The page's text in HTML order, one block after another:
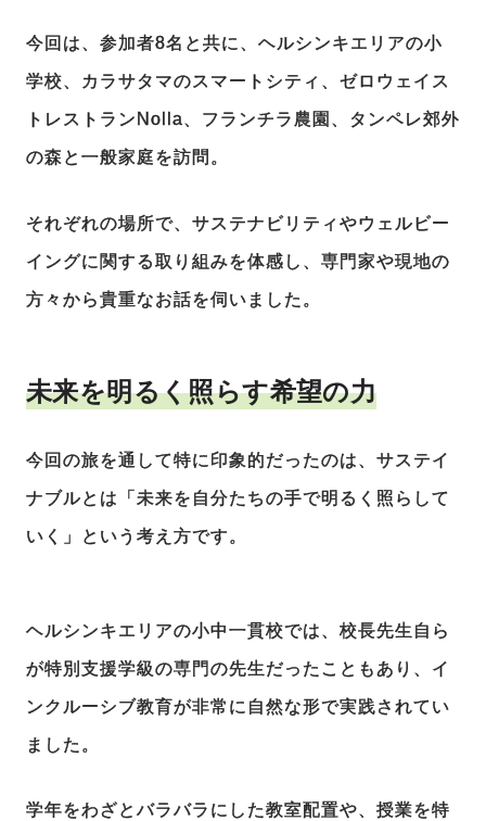
今回は、参加者8名と共に、ヘルシンキエリアの小
学校、カラサタマのスマートシティ、ゼロウェイス
トレストランNolla、フランチラ農園、タンペレ郊外
の森と一般家庭を訪問。
それぞれの場所で、サステナビリティやウェルビー
イングに関する取り組みを体感し、専門家や現地の
方々から貴重なお話を伺いました。
未来を明るく照らす希望の力
今回の旅を通して特に印象的だったのは、サステイ
ナブルとは「未来を自分たちの手で明るく照らして
いく」という考え方です。
ヘルシンキエリアの小中一貫校では、校長先生自ら
が特別支援学級の専門の先生だったこともあり、イ
ンクルーシブ教育が非常に自然な形で実践されてい
ました。
学年をわざとバラバラにした教室配置や、授業を特